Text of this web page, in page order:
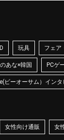
玩具 フェア
あな×韓国 PCゲ
ビーオーサム）インタ
女性向け通販 女